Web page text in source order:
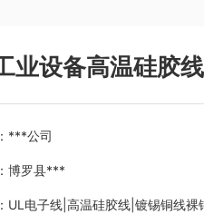
业设备高温硅胶
***公司
博罗县***
UL电子线|高温硅胶线|镀锡铜线裸